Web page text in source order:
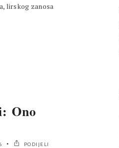
lirskog zanosa
Ono
PODIJELI